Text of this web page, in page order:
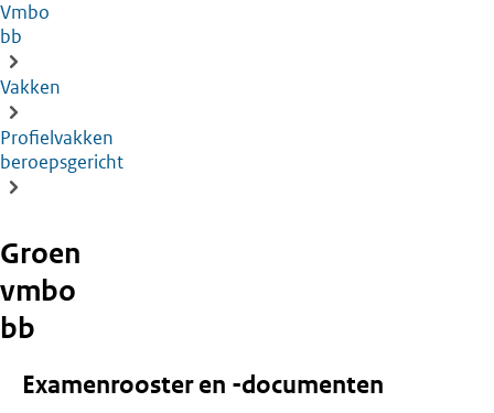
Vmbo
bb
Vakken
Profielvakken
beroepsgericht
Groen
vmbo
bb
Examenrooster en -documenten